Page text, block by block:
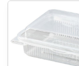
250